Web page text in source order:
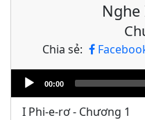
Nghe
Chia sẻ:
Audio
Player
00:00
I Phi-e-rơ - Chương 1